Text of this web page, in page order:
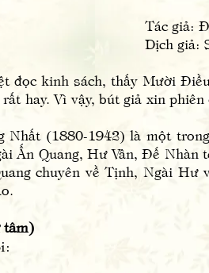
Đại Sư
Sakya
kinh sách, thấy Mười
hay. Vì vậy, bút giả xin phiên
(1880-1942) là một trong
Ấn Quang, Hư Vân, Đế Nhàn
chuyên về Tịnh, Ngài Hư